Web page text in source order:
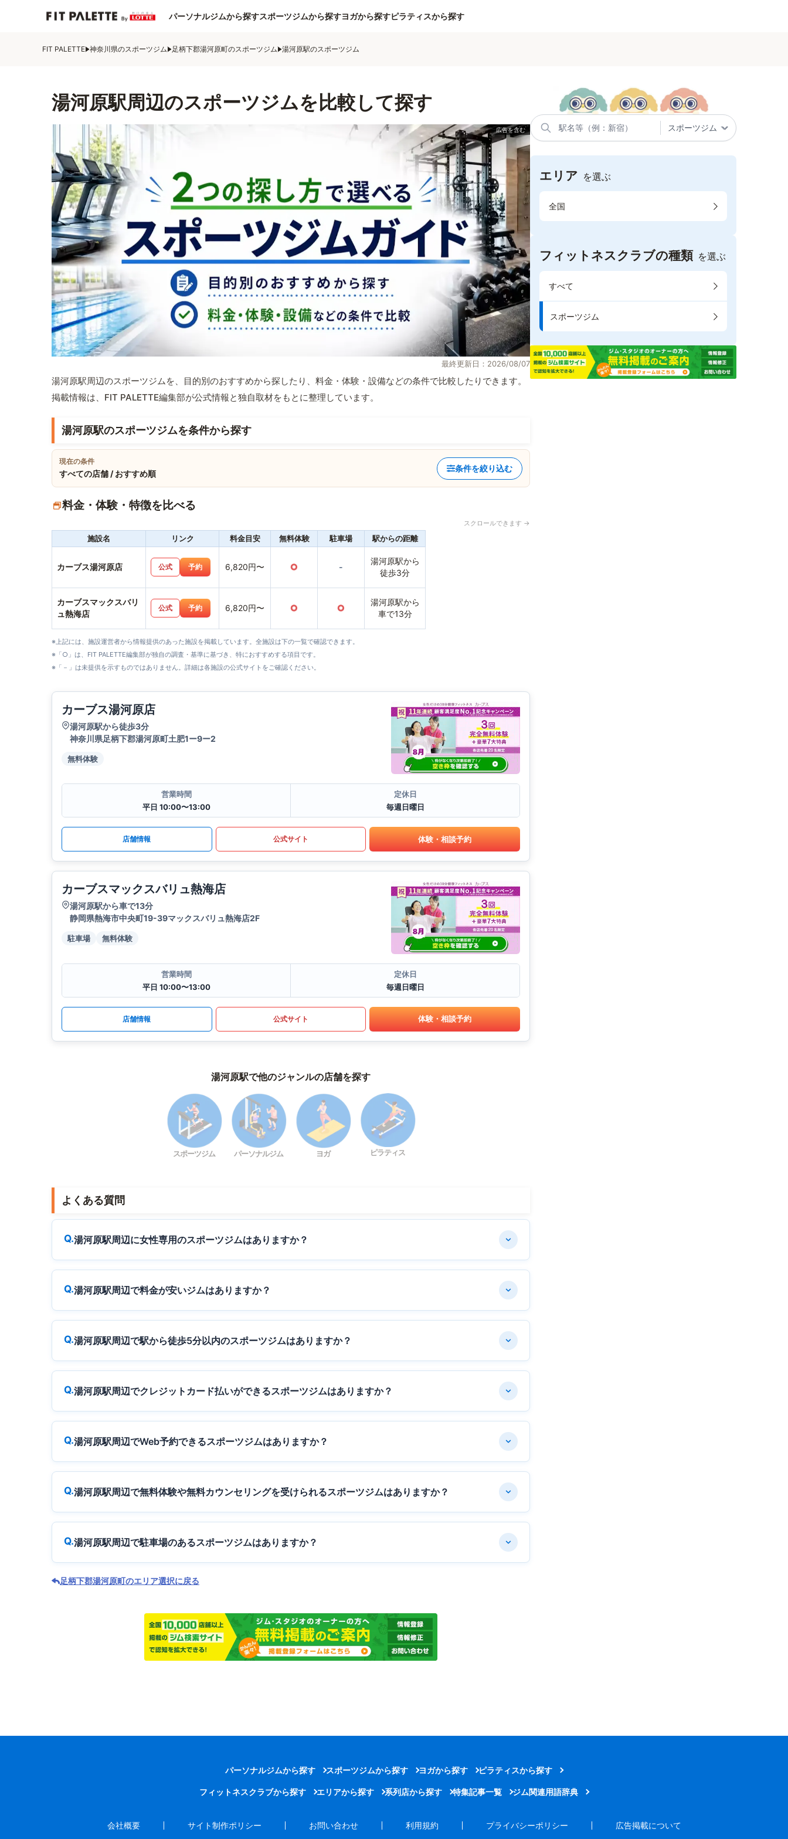
パーソナルジムから探すスポーツジムから探すヨガから探すピラティスから探す
FIT PALETTE 神奈川県のスポーツジム 足柄下郡湯河原町のスポーツジム 湯河原駅のスポーツジム
湯河原駅周辺のスポーツジムを比較して探す
最終更新日：2026/08/07
湯河原駅周辺のスポーツジムを、目的別のおすすめから探したり、料金・体験・設備などの条件で比較したりできます。
掲載情報は、FIT PALETTE編集部が公式情報と独自取材をもとに整理しています。
湯河原駅のスポーツジムを条件から探す
現在の条件
すべての店舗 / おすすめ順
条件を絞り込む
料金・体験・特徴を比べる
スクロールできます →
施設名 リンク 料金目安 無料体験 駐車場 駅からの距離
カーブス湯河原店 公式 予約 6,820円〜 ○ -
湯河原駅から
徒歩3分
カーブスマックスバリ
ュ熱海店
公式 予約 6,820円〜 ○ ○
湯河原駅から
車で13分
※上記には、施設運営者から情報提供のあった施設を掲載しています。全施設は下の一覧で確認できます。
※「○」は、FIT PALETTE編集部が独自の調査・基準に基づき、特におすすめする項目です。
※「－」は未提供を示すものではありません。詳細は各施設の公式サイトをご確認ください。
カーブス湯河原店
湯河原駅から徒歩3分
神奈川県足柄下郡湯河原町土肥1ー9ー2
無料体験
営業時間
平日 10:00〜13:00
定休日
毎週日曜日
店舗情報 公式サイト 体験・相談予約
カーブスマックスバリュ熱海店
湯河原駅から車で13分
静岡県熱海市中央町19-39マックスバリュ熱海店2F
駐車場 無料体験
営業時間
平日 10:00〜13:00
定休日
毎週日曜日
店舗情報 公式サイト 体験・相談予約
湯河原駅で他のジャンルの店舗を探す
スポーツジム パーソナルジム ヨガ ピラティス
よくある質問
湯河原駅周辺に女性専用のスポーツジムはありますか？
湯河原駅周辺で料金が安いジムはありますか？
湯河原駅周辺で駅から徒歩5分以内のスポーツジムはありますか？
湯河原駅周辺でクレジットカード払いができるスポーツジムはありますか？
湯河原駅周辺でWeb予約できるスポーツジムはありますか？
湯河原駅周辺で無料体験や無料カウンセリングを受けられるスポーツジムはありますか？
湯河原駅周辺で駐車場のあるスポーツジムはありますか？
足柄下郡湯河原町のエリア選択に戻る
エリア を選ぶ
全国
フィットネスクラブの種類 を選ぶ
すべて
スポーツジム
パーソナルジムから探す スポーツジムから探す ヨガから探す ピラティスから探す
フィットネスクラブから探す エリアから探す 系列店から探す 特集記事一覧 ジム関連用語辞典
会社概要 サイト制作ポリシー お問い合わせ 利用規約 プライバシーポリシー 広告掲載について